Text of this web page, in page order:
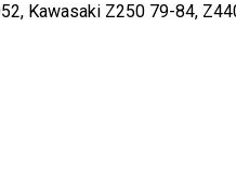
Kawasaki Z250 79-84,